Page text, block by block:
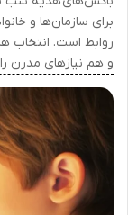
برای سازمان‌ها و
روابط است. انتخاب
و هم نیازهای مدرن